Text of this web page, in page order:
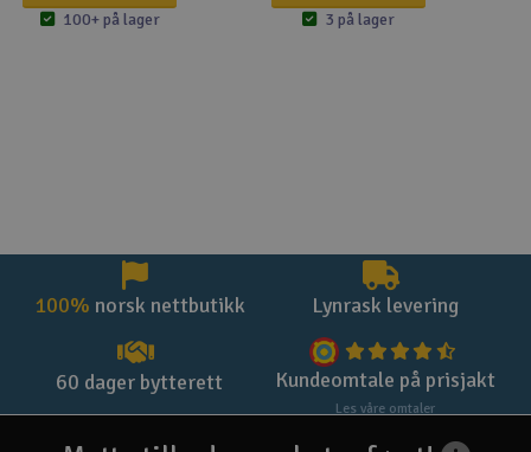
100+ på lager 3 på lager
100% norsk nettbutikk Lynrask levering
60 dager bytterett Kundeomtale på prisjakt
Les våre omtaler